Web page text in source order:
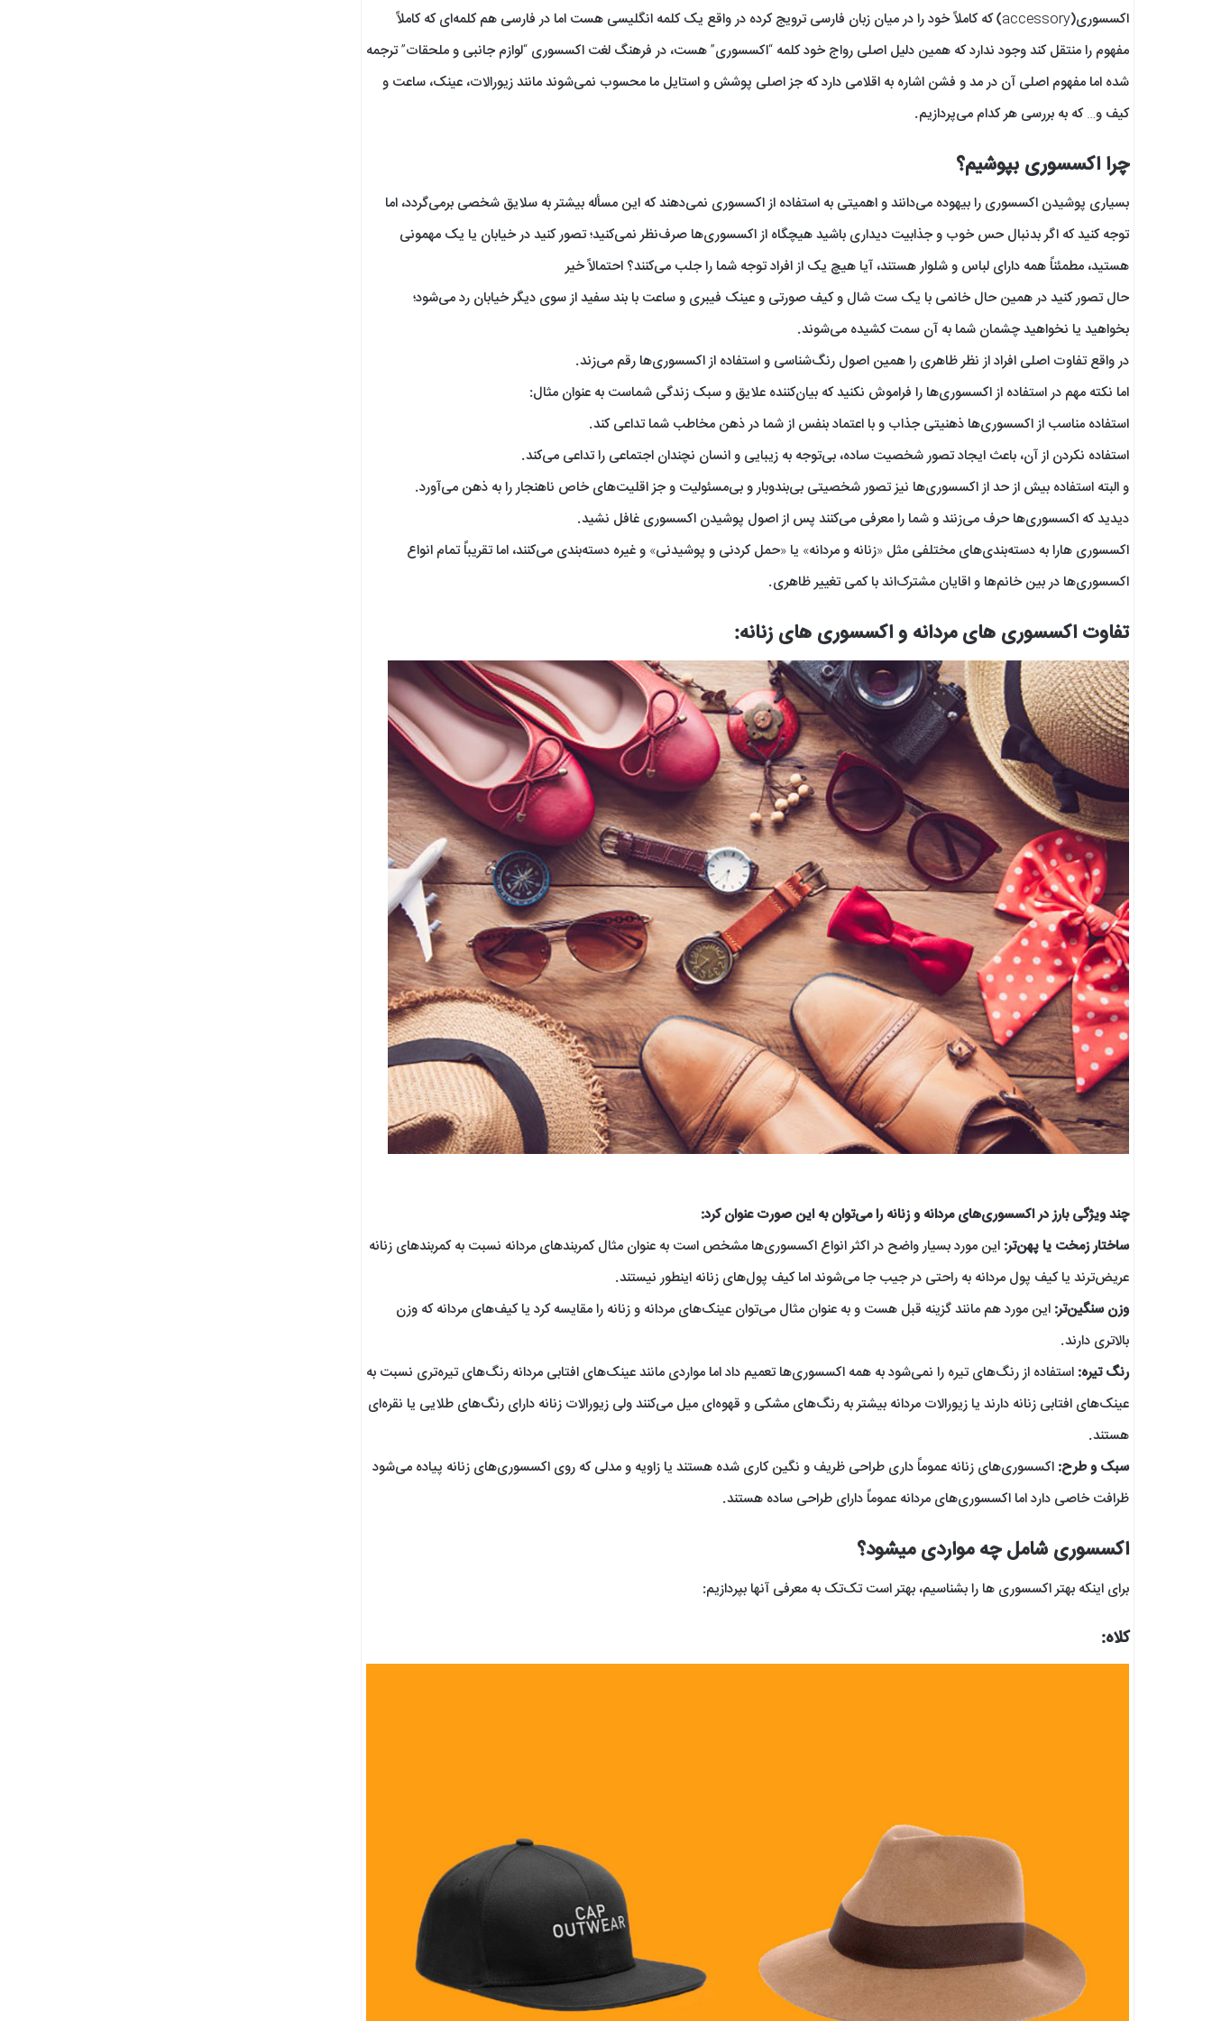
اکسسوری(accessory) که کاملاً خود را در میان زبان فارسی ترویج کرده در واقع یک کلمه انگلیسی هست اما در فارسی هم کلمه‌ای که کاملاً
مفهوم را منتقل کند وجود ندارد که همین دلیل اصلی رواج خود کلمه “اکسسوری” هست، در فرهنگ لغت اکسسوری “لوازم جانبی و ملحقات” ترجمه
شده اما مفهوم اصلی آن در مد و فشن اشاره به اقلامی دارد که جز اصلی پوشش و استایل ما محسوب نمی‌شوند مانند زیورالات، عینک، ساعت و
کیف و… که به بررسی هر کدام می‌پردازیم.
چرا اکسسوری بپوشیم؟
بسیاری پوشیدن اکسسوری را بیهوده می‌دانند و اهمیتی به استفاده از اکسسوری نمی‌دهند که این مسأله بیشتر به سلایق شخصی برمی‌گردد، اما
توجه کنید که اگر بدنبال حس خوب و جذابیت دیداری باشید هیچگاه از اکسسوری‌ها صرف‌نظر نمی‌کنید؛ تصور کنید در خیابان یا یک مهمونی
هستید، مطمئناً همه دارای لباس و شلوار هستند، آیا هیچ یک از افراد توجه شما را جلب می‌کنند؟ احتمالاً خیر
حال تصور کنید در همین حال خانمی با یک ست شال و کیف صورتی و عینک فیبری و ساعت با بند سفید از سوی دیگر خیابان رد می‌شود؛
بخواهید یا نخواهید چشمان شما به آن سمت کشیده می‌شوند.
در واقع تفاوت اصلی افراد از نظر ظاهری را همین اصول رنگ‌شناسی و استفاده از اکسسوری‌ها رقم می‌زند.
اما نکته مهم در استفاده از اکسسوری‌ها را فراموش نکنید که بیان‌کننده علایق و سبک زندگی شماست به عنوان مثال:
استفاده مناسب از اکسسوری‌ها ذهنیتی جذاب و با اعتماد بنفس از شما در ذهن مخاطب شما تداعی کند.
استفاده نکردن از آن، باعث ایجاد تصور شخصیت ساده، بی‌توجه به زیبایی و انسان نچندان اجتماعی را تداعی می‌کند.
و البته استفاده بیش از حد از اکسسوری‌ها نیز تصور شخصیتی بی‌بندوبار و بی‌مسئولیت و جز اقلیت‌های خاص ناهنجار را به ذهن می‌آورد.
دیدید که اکسسوری‌ها حرف می‌زنند و شما را معرفی می‌کنند پس از اصول پوشیدن اکسسوری غافل نشید.
اکسسوری هارا به دسته‌بندی‌های مختلفی مثل «زنانه و مردانه» یا «حمل کردنی و پوشیدنی» و غیره دسته‌بندی می‌کنند، اما تقریباً تمام انواع
اکسسوری‌ها در بین خانم‌ها و اقایان مشترک‌اند با کمی تغییر ظاهری.
تفاوت اکسسوری های مردانه و اکسسوری های زنانه:
چند ویژگی بارز در اکسسوری‌های مردانه و زنانه را می‌توان به این صورت عنوان کرد:
ساختار زمخت یا پهن‌تر: این مورد بسیار واضح در اکثر انواع اکسسوری‌ها مشخص است به عنوان مثال کمربند‌های مردانه نسبت به کمربند‌های زنانه
عریض‌ترند یا کیف پول مردانه به راحتی در جیب جا می‌شوند اما کیف پول‌های زنانه اینطور نیستند.
وزن سنگین‌تر: این مورد هم مانند گزینه قبل هست و به عنوان مثال می‌توان عینک‌های مردانه و زنانه را مقایسه کرد یا کیف‌های مردانه که وزن
بالاتری دارند.
رنگ تیره: استفاده از رنگ‌های تیره را نمی‌شود به همه اکسسوری‌ها تعمیم داد اما مواردی مانند عینک‌های افتابی مردانه رنگ‌های تیره‌تری نسبت به
عینک‌های افتابی زنانه دارند یا زیورالات مردانه بیشتر به رنگ‌های مشکی و قهوه‌ای میل می‌کنند ولی زیورالات زنانه دارای رنگ‌های طلایی یا نقره‌ای
هستند.
سبک و طرح: اکسسوری‌های زنانه عموماً داری طراحی ظریف و نگین کاری شده هستند یا زاویه و مدلی که روی اکسسوری‌های زنانه پیاده می‌شود
ظرافت خاصی دارد اما اکسسوری‌های مردانه عموماً دارای طراحی ساده هستند.
اکسسوری شامل چه مواردی میشود؟
برای اینکه بهتر اکسسوری ها را بشناسیم، بهتر است تک‌تک به معرفی آنها بپردازیم:
کلاه: